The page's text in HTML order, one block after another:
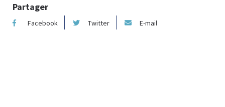
Partager
Facebook Twitter E-mail